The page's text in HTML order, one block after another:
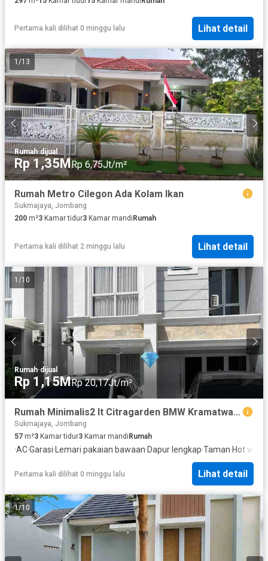
Pertama kali dilihat 0 minggu lalu Lihat detail
1 /13
Rumah·dijual
Rp 1,35MRp 6,75Jt/m²
Rumah Metro Cilegon Ada Kolam Ikan
Sukmajaya, Jombang
200 m²3 Kamar tidur3 Kamar mandi Rumah
Pertama kali dilihat 2 minggu lalu Lihat detail
1 /10
Rumah·dijual
Rp 1,15MRp 20,17Jt/m²
Rumah Minimalis2 lt Citragarden BMW Kramatwatu Wanayasa Cilegon
Sukmajaya, Jombang
57 m²3 Kamar tidur3 Kamar mandiRumah
·AC·Garasi· Lemari pakaian bawaan·Dapur lengkap·Taman·Hot
Pertama kali dilihat 0 minggu lalu Lihat detail
1/10